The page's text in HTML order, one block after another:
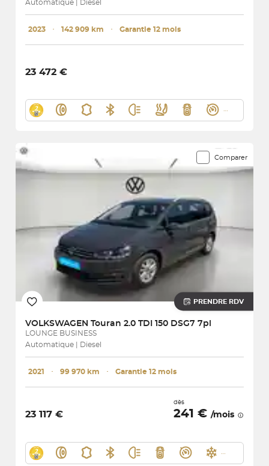
Automatique | Diesel
2023 ･ 142 909 km ･ Garantie 12 mois
23 472 €
Comparer
PRENDRE RDV
VOLKSWAGEN Touran 2.0 TDI 150 DSG7 7pl
LOUNGE BUSINESS
Automatique | Diesel
2021 ･ 99 970 km ･ Garantie 12 mois
23 117 €
dès
241 € /mois